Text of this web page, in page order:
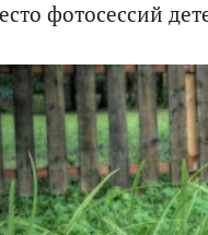
фотосессий